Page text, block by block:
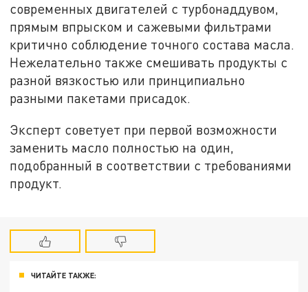
современных двигателей с турбонаддувом,
прямым впрыском и сажевыми фильтрами
критично соблюдение точного состава масла.
Нежелательно также смешивать продукты с
разной вязкостью или принципиально
разными пакетами присадок.
Эксперт советует при первой возможности
заменить масло полностью на один,
подобранный в соответствии с требованиями
продукт.
ЧИТАЙТЕ ТАКЖЕ: